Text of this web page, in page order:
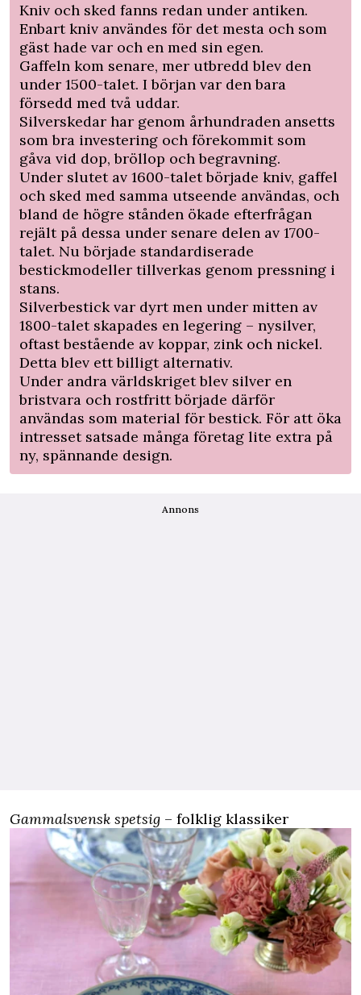
Kniv och sked fanns redan under antiken.
Enbart kniv användes för det mesta och som
gäst hade var och en med sin egen.
Gaffeln kom senare, mer utbredd blev den
under 1500-talet. I början var den bara
försedd med två uddar.
Silverskedar har genom århundraden ansetts
som bra investering och förekommit som
gåva vid dop, bröllop och begravning.
Under slutet av 1600-talet började kniv, gaffel
och sked med samma utseende användas, och
bland de högre stånden ökade efterfrågan
rejält på dessa under senare delen av 1700-
talet. Nu började standardiserade
bestickmodeller tillverkas genom pressning i
stans.
Silverbestick var dyrt men under mitten av
1800-talet skapades en legering – nysilver,
oftast bestående av koppar, zink och nickel.
Detta blev ett billigt alternativ.
Under andra världskriget blev silver en
bristvara och rostfritt började därför
användas som material för bestick. För att öka
intresset satsade många företag lite extra på
ny, spännande design.
Annons
Gammalsvensk spetsig – folklig klassiker